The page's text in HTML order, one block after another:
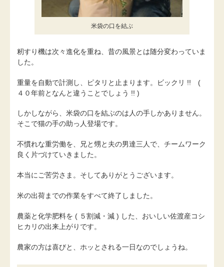
米袋の口を結ぶ
籾すり機は次々進化を重ね、昔の風景とは随分変わっていま
した。
重量を自動で計測し、ピタリと止まります。ビックリ !! (
４０年前となんと違うことでしょう !! )
しかしながら、米袋の口を結ぶのは人の手しかありません。
そこで猫の手の助っ人登場です。
不慣れな重労働を、兄と甥と夫の男達三人で、チームワーク
良く片づけていきました。
本当にご苦労さま。そしてありがとうございます。
米の出荷までの作業をすべて終了しました。
農薬と化学肥料を ( ５割減・減 ) した、おいしい佐渡産コシ
ヒカリの出来上がりです。
農家の方は喜びと、ホッとされる一日なのでしょうね。